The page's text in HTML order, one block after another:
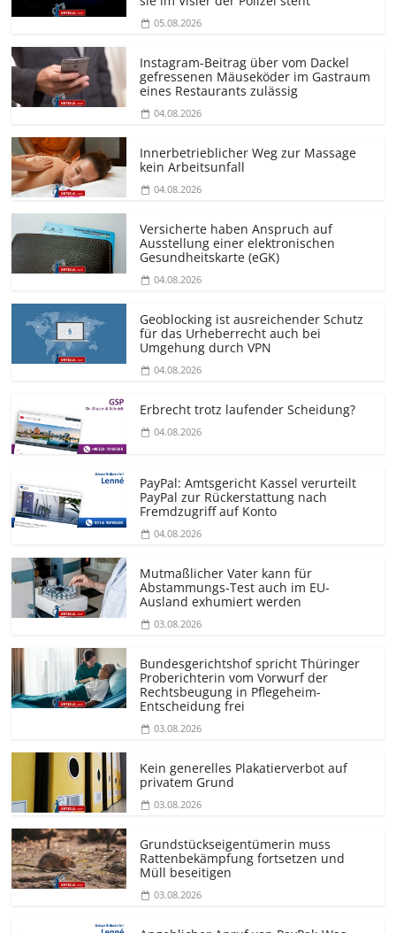
05.08.2026
Instagram-Beitrag über vom Dackel
gefressenen Mäuseköder im Gastraum
eines Restaurants zulässig
04.08.2026
Innerbetrieblicher Weg zur Massage
kein Arbeitsunfall
04.08.2026
Versicherte haben Anspruch auf
Ausstellung einer elektronischen
Gesundheitskarte (eGK)
04.08.2026
Geoblocking ist ausreichender Schutz
für das Urheberrecht auch bei
Umgehung durch VPN
04.08.2026
Erbrecht trotz laufender Scheidung?
04.08.2026
PayPal: Amtsgericht Kassel verurteilt
PayPal zur Rückerstattung nach
Fremdzugriff auf Konto
04.08.2026
Mutmaßlicher Vater kann für
Abstammungs-Test auch im EU-
Ausland exhumiert werden
03.08.2026
Bundesgerichtshof spricht Thüringer
Proberichterin vom Vorwurf der
Rechtsbeugung in Pflegeheim-
Entscheidung frei
03.08.2026
Kein generelles Plakatierverbot auf
privatem Grund
03.08.2026
Grundstücks­eigentümerin muss
Rattenbekämpfung fortsetzen und
Müll beseitigen
03.08.2026